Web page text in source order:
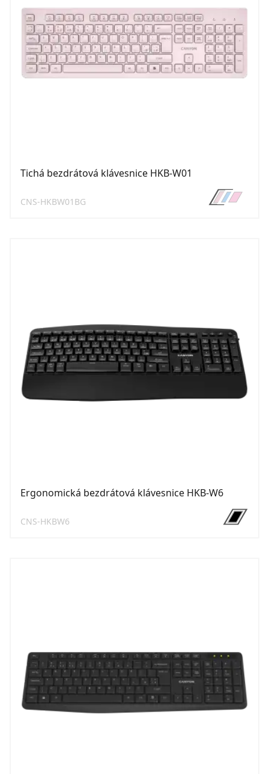
Tichá bezdrátová klávesnice HKB-W01
CNS-HKBW01BG
Ergonomická bezdrátová klávesnice HKB-W6
CNS-HKBW6